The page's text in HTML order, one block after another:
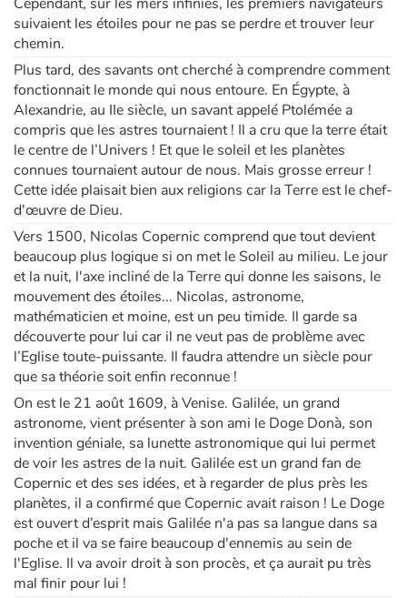
suivaient les étoiles pour ne pas se perdre et trouver leur
chemin.
Plus tard, des savants ont cherché à comprendre comment
fonctionnait le monde qui nous entoure. En Égypte, à
Alexandrie, au IIe siècle, un savant appelé Ptolémée a
compris que les astres tournaient ! Il a cru que la terre était
le centre de l’Univers ! Et que le soleil et les planètes
connues tournaient autour de nous. Mais grosse erreur !
Cette idée plaisait bien aux religions car la Terre est le chef-
d'œuvre de Dieu.
Vers 1500, Nicolas Copernic comprend que tout devient
beaucoup plus logique si on met le Soleil au milieu. Le jour
et la nuit, l'axe incliné de la Terre qui donne les saisons, le
mouvement des étoiles... Nicolas, astronome,
mathématicien et moine, est un peu timide. Il garde sa
découverte pour lui car il ne veut pas de problème avec
l’Eglise toute-puissante. Il faudra attendre un siècle pour
que sa théorie soit enfin reconnue !
On est le 21 août 1609, à Venise. Galilée, un grand
astronome, vient présenter à son ami le Doge Donà, son
invention géniale, sa lunette astronomique qui lui permet
de voir les astres de la nuit. Galilée est un grand fan de
Copernic et des ses idées, et à regarder de plus près les
planètes, il a confirmé que Copernic avait raison ! Le Doge
est ouvert d’esprit mais Galilée n'a pas sa langue dans sa
poche et il va se faire beaucoup d'ennemis au sein de
l'Eglise. Il va avoir droit à son procès, et ça aurait pu très
mal finir pour lui !